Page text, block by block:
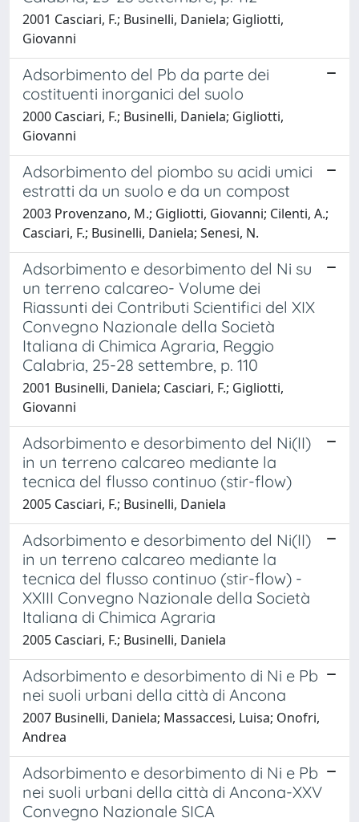
2001 Casciari, F.; Businelli, Daniela; Gigliotti,
Giovanni
Adsorbimento del Pb da parte dei
costituenti inorganici del suolo
2000 Casciari, F.; Businelli, Daniela; Gigliotti,
Giovanni
Adsorbimento del piombo su acidi umici
estratti da un suolo e da un compost
2003 Provenzano, M.; Gigliotti, Giovanni; Cilenti, A.;
Casciari, F.; Businelli, Daniela; Senesi, N.
Adsorbimento e desorbimento del Ni su
un terreno calcareo- Volume dei
Riassunti dei Contributi Scientifici del XIX
Convegno Nazionale della Società
Italiana di Chimica Agraria, Reggio
Calabria, 25-28 settembre, p. 110
2001 Businelli, Daniela; Casciari, F.; Gigliotti,
Giovanni
Adsorbimento e desorbimento del Ni(II)
in un terreno calcareo mediante la
tecnica del flusso continuo (stir-flow)
2005 Casciari, F.; Businelli, Daniela
Adsorbimento e desorbimento del Ni(II)
in un terreno calcareo mediante la
tecnica del flusso continuo (stir-flow) -
XXIII Convegno Nazionale della Società
Italiana di Chimica Agraria
2005 Casciari, F.; Businelli, Daniela
Adsorbimento e desorbimento di Ni e Pb
nei suoli urbani della città di Ancona
2007 Businelli, Daniela; Massaccesi, Luisa; Onofri,
Andrea
Adsorbimento e desorbimento di Ni e Pb
nei suoli urbani della città di Ancona-XXV
Convegno Nazionale SICA